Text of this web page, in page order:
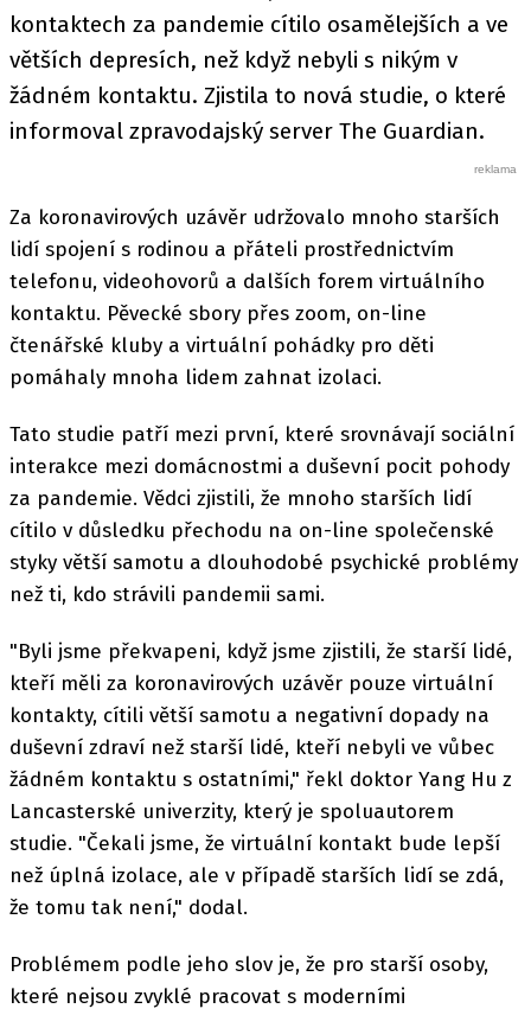
kontaktech za pandemie cítilo osamělejších a ve
větších depresích, než když nebyli s nikým v
žádném kontaktu. Zjistila to nová studie, o které
informoval zpravodajský server The Guardian.
Za koronavirových uzávěr udržovalo mnoho starších
lidí spojení s rodinou a přáteli prostřednictvím
telefonu, videohovorů a dalších forem virtuálního
kontaktu. Pěvecké sbory přes zoom, on-line
čtenářské kluby a virtuální pohádky pro děti
pomáhaly mnoha lidem zahnat izolaci.
Tato studie patří mezi první, které srovnávají sociální
interakce mezi domácnostmi a duševní pocit pohody
za pandemie. Vědci zjistili, že mnoho starších lidí
cítilo v důsledku přechodu na on-line společenské
styky větší samotu a dlouhodobé psychické problémy
než ti, kdo strávili pandemii sami.
"Byli jsme překvapeni, když jsme zjistili, že starší lidé,
kteří měli za koronavirových uzávěr pouze virtuální
kontakty, cítili větší samotu a negativní dopady na
duševní zdraví než starší lidé, kteří nebyli ve vůbec
žádném kontaktu s ostatními," řekl doktor Yang Hu z
Lancasterské univerzity, který je spoluautorem
studie. "Čekali jsme, že virtuální kontakt bude lepší
než úplná izolace, ale v případě starších lidí se zdá,
že tomu tak není," dodal.
Problémem podle jeho slov je, že pro starší osoby,
které nejsou zvyklé pracovat s moderními